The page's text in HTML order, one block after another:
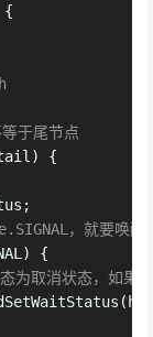
{
于尾节点
tail) {
，就要唤醒
{
为取消状态，如果